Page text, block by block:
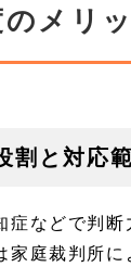
メリ
割と対応
症などで判
家庭裁判所